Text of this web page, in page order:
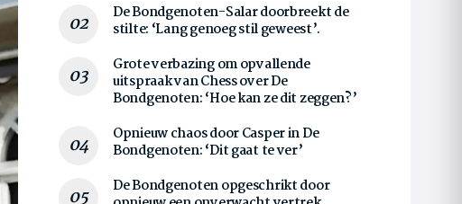
De Bondgenoten-Salar doorbreekt de
stilte: ‘Lang genoeg stil geweest’.
Grote verbazing om opvallende
uitspraak van Chess over De
Bondgenoten: ‘Hoe kan ze dit zeggen?’
Opnieuw chaos door Casper in De
Bondgenoten: ‘Dit gaat te ver’
De Bondgenoten opgeschrikt door